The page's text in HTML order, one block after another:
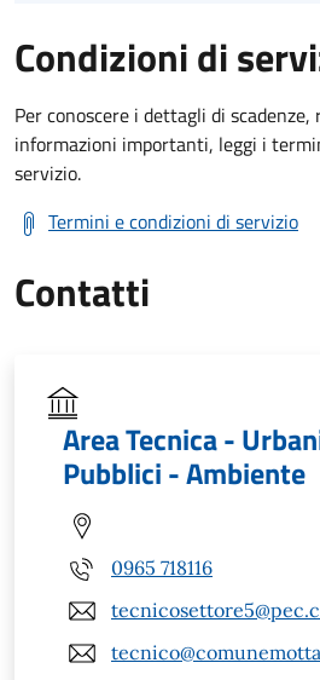
Condizioni di
Per conoscere i dettagli di
informazioni importanti, leggi i
servizio.
Termini e condizioni di servizio
Contatti
Area Tecnica -
Pubblici - Ambiente
0965 718116